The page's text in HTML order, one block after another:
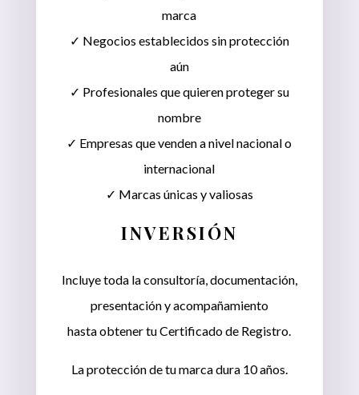
marca
✓ Negocios establecidos sin protección
aún
✓ Profesionales que quieren proteger su
nombre
✓ Empresas que venden a nivel nacional o
internacional
✓ Marcas únicas y valiosas
INVERSIÓN
incluido)
Incluye toda la consultoría, documentación,
presentación y acompañamiento
hasta obtener tu Certificado de Registro.
La protección de tu marca dura 10 años.